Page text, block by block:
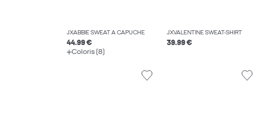
JXABBIE SWEAT À CAPUCHE
44.99 €
Coloris (8)
JXVALENTINE SWEAT-SHIRT
39.99 €